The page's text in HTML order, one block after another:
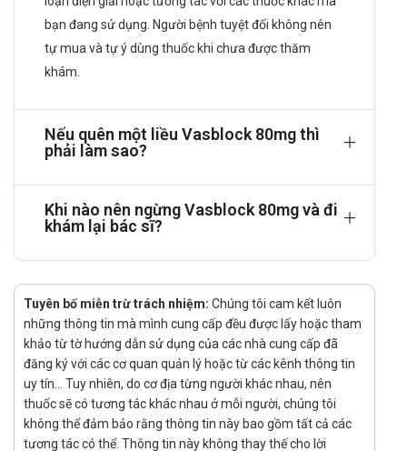
Giãn mạch: Ngăn cản sự co thắt của mạch máu.
Giảm gánh nặng cho tim: Giúp tim hoạt động hiệu
quả hơn.
cơ thể giữ lại natri và nước, từ đó tăng đào thải qua
thận.
nồng độ cao nhất. Hiệu quả này được duy trì khoảng
30% trong suốt 24 giờ.
Khi sử dụng valsartan, nồng độ renin trong huyết tương
có thể tăng lên, kéo theo sự tăng nhẹ của angiotensin
II trong máu. Tuy nhiên, nồng độ aldosterone lại giảm
xuống mức thấp nhất, giúp duy trì hiệu quả hạ huyết áp.
Một điểm đáng chú ý khác là các nghiên cứu lâm sàng
đã chỉ ra rằng valsartan không gây ảnh hưởng đáng kể
đến các chỉ số chuyển hóa quan trọng như cholesterol,
triglycerid, đường huyết lúc đói hay acid uric.
Dược động học:
bạn đang sử dụng. Người bệnh tuyệt đối không nên
tự mua và tự ý dùng thuốc khi chưa được thăm
khám.
Nếu quên một liều Vasblock 80mg thì
phải làm sao?
Khi nào nên ngừng Vasblock 80mg và đi
khám lại bác sĩ?
Tuyên bố miễn trừ trách nhiệm: Chúng tôi cam kết luôn
những thông tin mà mình cung cấp đều được lấy hoặc tham
khảo từ tờ hướng dẫn sử dụng của các nhà cung cấp đã
đăng ký với các cơ quan quản lý hoặc từ các kênh thông tin
uy tín... Tuy nhiên, do cơ địa từng người khác nhau, nên
thuốc sẽ có tương tác khác nhau ở mỗi người, chúng tôi
không thể đảm bảo rằng thông tin này bao gồm tất cả các
tương tác có thể. Thông tin này không thay thế cho lời